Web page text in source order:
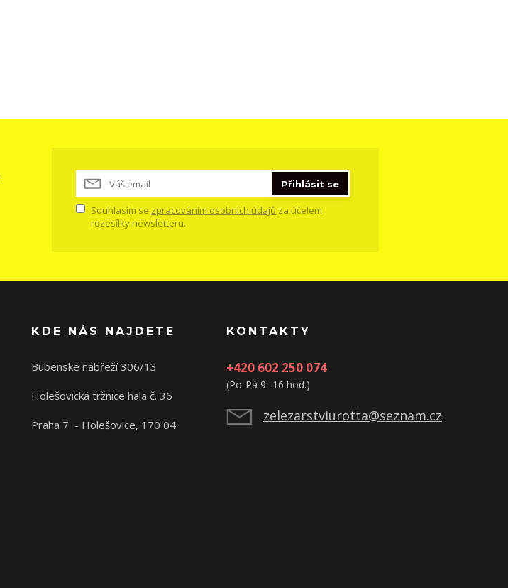
Přihlásit se
Souhlasím se zpracováním osobních údajů za účelem
rozesílky newsletteru.
KDE NÁS NAJDETE
Bubenské nábřeží 306/13
Holešovická tržnice hala č. 36
Praha 7 - Holešovice, 170 04
KONTAKTY
+420 602 250 074
(Po-Pá 9 -16 hod.)
zelezarstviurotta@seznam.cz